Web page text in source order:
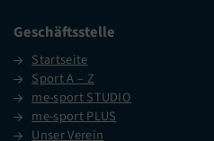
Geschäftsstelle
Startseite
Sport A – Z
me-sport STUDIO
me-sport PLUS
Unser Verein